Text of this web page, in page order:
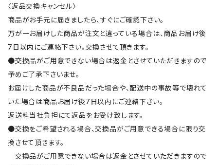
〈返品交換キャンセル〉
商品がお手元に届きましたら、すぐにご確認下さい。
万が一お届けした商品が注文と違っている場合は、商品お届け後
7日以内にご連絡下さい。交換させて頂きます。
●交換品がご用意できない場合は返金とさせていただきますので
予めご了承下さいませ。
お届けした商品が不良品だった場合や、配送中の事故等で壊れて
いた場合は商品お届け後7日以内にご連絡下さい。
返送料当社負担にて返品をお受け致します。
●交換をご希望される場合、交換品がご用意できる場合に限り交
換させて頂きます。
交換品がご用意できない場合は返金とさせていただきますので